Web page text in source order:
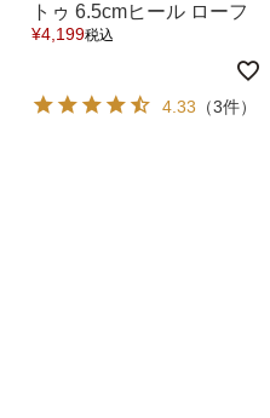
トゥ 6.5cmヒール ローフ
ァー 送料無料
¥4,199税込
4.33 （3件）